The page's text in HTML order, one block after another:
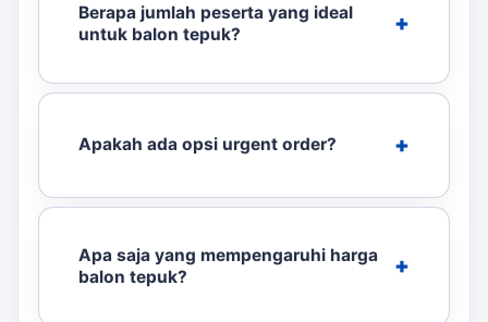
Berapa jumlah peserta yang ideal
untuk balon tepuk?
Apakah ada opsi urgent order?
Apa saja yang mempengaruhi harga
balon tepuk?